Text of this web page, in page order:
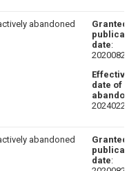
abandoned
Granted
date:
20200828
Effective
date of
20240220
abandoned
Granted
date: